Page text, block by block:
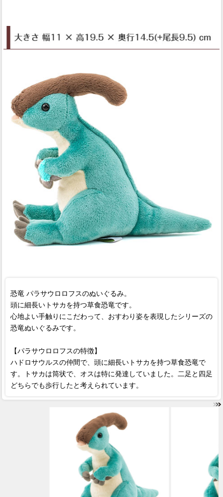
恐竜 パラサウロロフスのぬいぐるみ。
頭に細長いトサカを持つ草食恐竜です。
心地よい手触りにこだわって、おすわり姿を表現したシリーズの
恐竜ぬいぐるみです。
【パラサウロロフスの特徴】
ハドロサウルスの仲間で、頭に細長いトサカを持つ草食恐竜で
す。トサカは筒状で、オスは特に発達していました。二足と四足
どちらでも歩行したと考えられています。